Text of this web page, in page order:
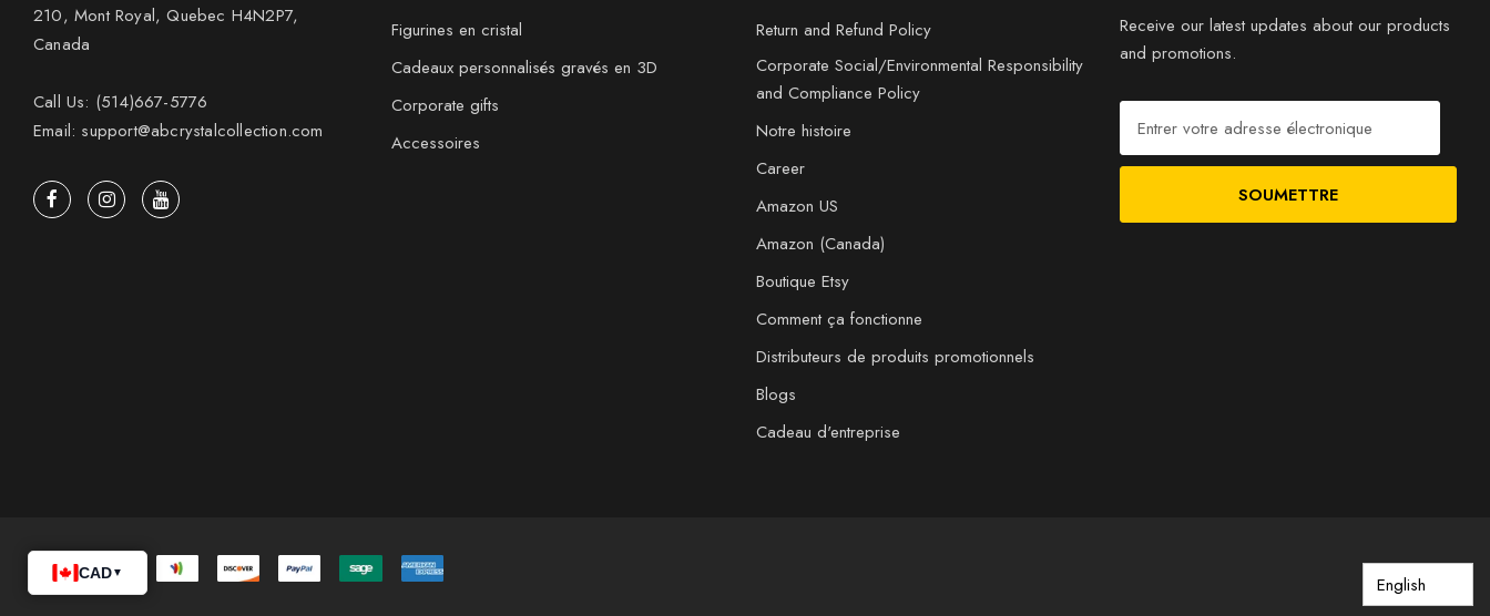
210, Mont Royal, Quebec H4N2P7,
Canada
Call Us: (514)667-5776
Email: support@abcrystalcollection.com
Figurines en cristal
Cadeaux personnalisés gravés en 3D
Corporate gifts
Accessoires
Return and Refund Policy
Corporate Social/Environmental Responsibility
and Compliance Policy
Notre histoire
Career
Amazon US
Amazon (Canada)
Boutique Etsy
Comment ça fonctionne
Distributeurs de produits promotionnels
Blogs
Cadeau d'entreprise
Receive our latest updates about our products
and promotions.